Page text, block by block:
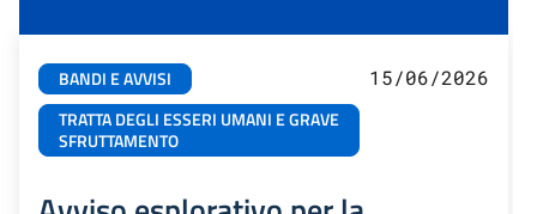
BANDI E AVVISI
TRATTA DEGLI ESSERI UMANI E GRAVE
SFRUTTAMENTO
15/06/2026